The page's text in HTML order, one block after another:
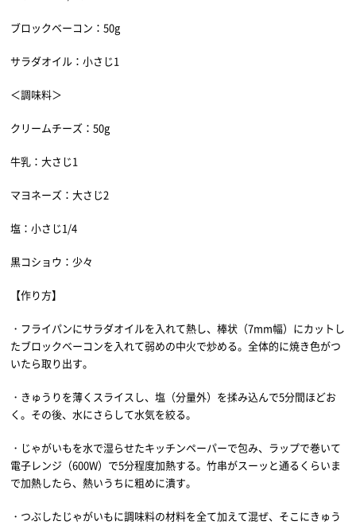
ブロックベーコン：50g
サラダオイル：小さじ1
＜調味料＞
クリームチーズ：50g
牛乳：大さじ1
マヨネーズ：大さじ2
塩：小さじ1/4
黒コショウ：少々
【作り方】
・フライパンにサラダオイルを入れて熱し、棒状（7mm幅）にカットし
たブロックベーコンを入れて弱めの中火で炒める。全体的に焼き色がつ
いたら取り出す。
・きゅうりを薄くスライスし、塩（分量外）を揉み込んで5分間ほどお
く。その後、水にさらして水気を絞る。
・じゃがいもを水で湿らせたキッチンペーパーで包み、ラップで巻いて
電子レンジ（600W）で5分程度加熱する。竹串がスーッと通るくらいま
で加熱したら、熱いうちに粗めに潰す。
・つぶしたじゃがいもに調味料の材料を全て加えて混ぜ、そこにきゅう